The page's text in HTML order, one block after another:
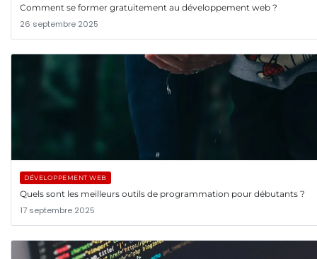
Comment se former gratuitement au développement web ?
26 septembre 2025
DÉVELOPPEMENT WEB
Quels sont les meilleurs outils de programmation pour débutants ?
17 septembre 2025